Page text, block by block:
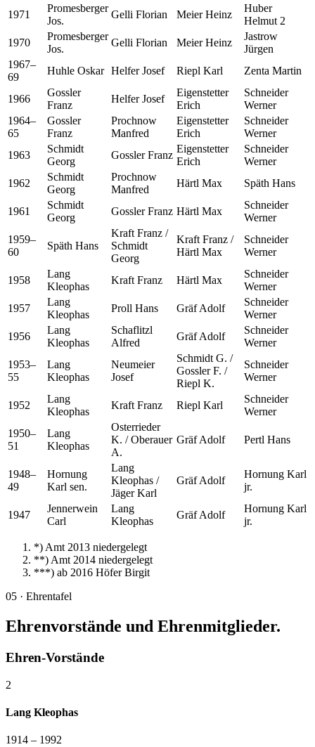
1971
Promesberger
Jos.
Gelli Florian Meier Heinz
Huber
Helmut 2
1970
Promesberger
Jos.
Gelli Florian Meier Heinz
Jastrow
Jürgen
1967–
69
Huhle Oskar Helfer Josef Riepl Karl Zenta Martin
1966
Gossler
Franz
Helfer Josef
Eigenstetter
Erich
Schneider
Werner
1964–
65
Gossler
Franz
Prochnow
Manfred
Eigenstetter
Erich
Schneider
Werner
1963
Schmidt
Georg
Gossler Franz
Eigenstetter
Erich
Schneider
Werner
1962
Schmidt
Georg
Prochnow
Manfred
Härtl Max Späth Hans
1961
Schmidt
Georg
Gossler Franz Härtl Max
Schneider
Werner
1959–
60
Späth Hans
Kraft Franz /
Schmidt
Georg
Kraft Franz /
Härtl Max
Schneider
Werner
1958
Lang
Kleophas
Kraft Franz Härtl Max
Schneider
Werner
1957
Lang
Kleophas
Proll Hans Gräf Adolf
Schneider
Werner
1956
Lang
Kleophas
Schaflitzl
Alfred
Gräf Adolf
Schneider
Werner
1953–
55
Lang
Kleophas
Neumeier
Josef
Schmidt G. /
Gossler F. /
Riepl K.
Schneider
Werner
1952
Lang
Kleophas
Kraft Franz Riepl Karl
Schneider
Werner
1950–
51
Lang
Kleophas
Osterrieder
K. / Oberauer
A.
Gräf Adolf Pertl Hans
1948–
49
Hornung
Karl sen.
Lang
Kleophas /
Jäger Karl
Gräf Adolf
Hornung Karl
jr.
1947
Jennerwein
Carl
Lang
Kleophas
Gräf Adolf
Hornung Karl
jr.
*) Amt 2013 niedergelegt
**) Amt 2014 niedergelegt
***) ab 2016 Höfer Birgit
05 · Ehrentafel
Ehrenvorstände und Ehrenmitglieder.
Ehren-Vorstände
2
Lang Kleophas
1914 – 1992